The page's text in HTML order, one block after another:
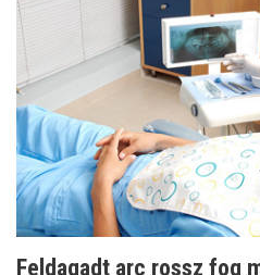
Feldagadt arc rossz fog